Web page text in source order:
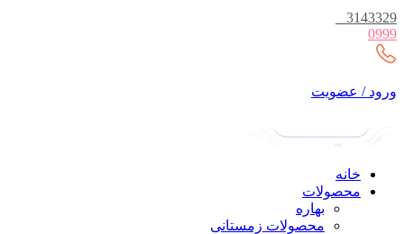
3143329
0999
ورود / عضویت
خانه
محصولات
بهاره
محصولات زمستانی